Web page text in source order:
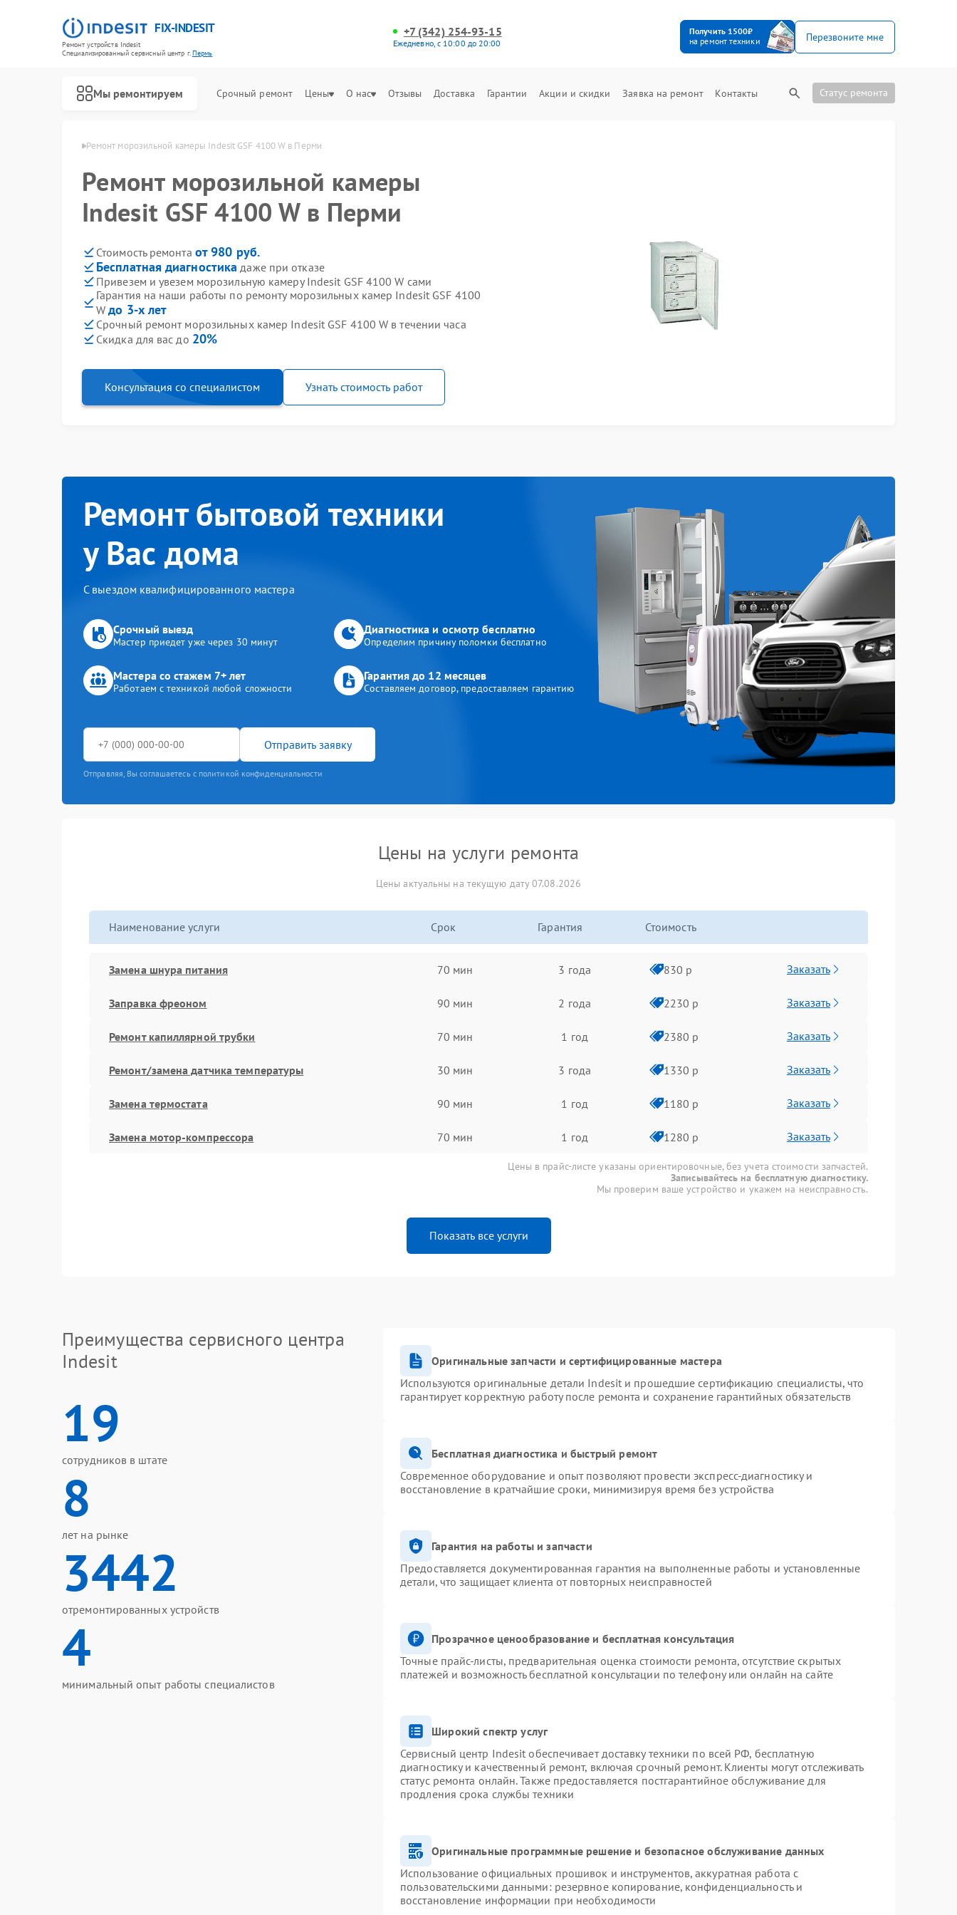
FIX-INDESIT
Ремонт устройств Indesit
Специализированный cервисный центр г.Пермь
+7 (342) 254-93-15
Ежедневно, с 10:00 до 20:00
Получить 1500₽
на ремонт техники
Перезвоните мне
Мы ремонтируем Срочный ремонт Цены О нас Отзывы Доставка Гарантии Акции и скидки Заявка на ремонт Контакты Статус ремонта
Ремонт морозильной камеры Indesit GSF 4100 W в Перми
Ремонт морозильной камеры
Indesit GSF 4100 W в Перми
Стоимость ремонта от 980 руб.
Бесплатная диагностика даже при отказе
Привезем и увезем морозильную камеру Indesit GSF 4100 W сами
Гарантия на наши работы по ремонту морозильных камер Indesit GSF 4100
Wдо 3-х лет
Срочный ремонт морозильных камер Indesit GSF 4100 W в течении часа
Скидка для вас до 20%
Консультация со специалистом Узнать стоимость работ
Ремонт бытовой техники
у Вас дома
С выездом квалифицированного мастера
Срочный выезд
Мастер приедет уже через 30 минут
Диагностика и осмотр бесплатно
Определим причину поломки бесплатно
Мастера со стажем 7+ лет
Работаем с техникой любой сложности
Гарантия до 12 месяцев
Составляем договор, предоставляем гарантию
Отправить заявку
Отправляя, Вы соглашаетесь с политикой конфиденциальности
Цены на услуги ремонта
Цены актуальны на текущую дату 07.08.2026
Наименование услуги Срок Гарантия Стоимость
Замена шнура питания 70 мин 3 года 830 р Заказать
Заправка фреоном 90 мин 2 года 2230 р Заказать
Ремонт капиллярной трубки 70 мин 1 год 2380 р Заказать
Ремонт/замена датчика температуры 30 мин 3 года 1330 р Заказать
Замена термостата 90 мин 1 год 1180 р Заказать
Замена мотор-компрессора 70 мин 1 год 1280 р Заказать
Цены в прайс-листе указаны ориентировочные, без учета стоимости запчастей.
Записывайтесь на бесплатную диагностику.
Мы проверим ваше устройство и укажем на неисправность.
Показать все услуги
Преимущества сервисного центра
Indesit
19
сотрудников в штате
8
лет на рынке
3442
отремонтированных устройств
4
минимальный опыт работы специалистов
Оригинальные запчасти и сертифицированные мастера
Используются оригинальные детали Indesit и прошедшие сертификацию специалисты, что
гарантирует корректную работу после ремонта и сохранение гарантийных обязательств
Бесплатная диагностика и быстрый ремонт
Современное оборудование и опыт позволяют провести экспресс-диагностику и
восстановление в кратчайшие сроки, минимизируя время без устройства
Гарантия на работы и запчасти
Предоставляется документированная гарантия на выполненные работы и установленные
детали, что защищает клиента от повторных неисправностей
Прозрачное ценообразование и бесплатная консультация
Точные прайс-листы, предварительная оценка стоимости ремонта, отсутствие скрытых
платежей и возможность бесплатной консультации по телефону или онлайн на сайте
Широкий спектр услуг
Сервисный центр Indesit обеспечивает доставку техники по всей РФ, бесплатную
диагностику и качественный ремонт, включая срочный ремонт. Клиенты могут отслеживать
статус ремонта онлайн. Также предоставляется постгарантийное обслуживание для
продления срока службы техники
Оригинальные программные решение и безопасное обслуживание данных
Использование официальных прошивок и инструментов, аккуратная работа с
пользовательскими данными: резервное копирование, конфиденциальность и
восстановление информации при необходимости